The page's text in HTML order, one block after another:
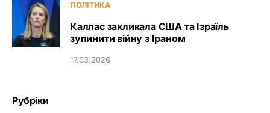
ПОЛІТИКА
Каллас закликала США та Ізраїль
зупинити війну з Іраном
17.03.2026
Рубріки